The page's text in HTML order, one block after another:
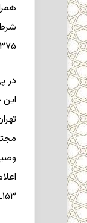
۳۷۵؛ ملکی ، مقدمه کاتوزیان ، ص ۱۴۹).
در
۱۵۳ـ۱۵۴؛ هفت هزار روز تاریخ ایران و انقلاب اسلامی ، ج ۱، ص ۱۰۴، ۱۰۶ـ۱۰۷).